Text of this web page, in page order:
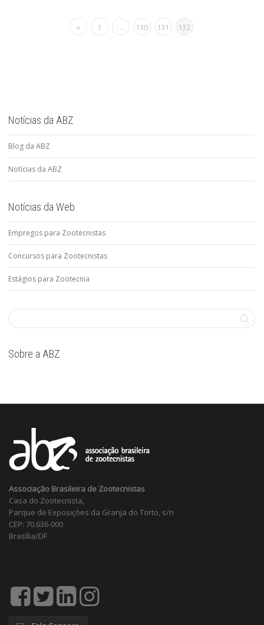
« 1 … 130 131 132
Notícias da ABZ
Blog da ABZ
Notícias da ABZ
Notícias da Web
Empregos para Zootecnistas
Concursos para Zootecnistas
Estágios para Zootecnia
Sobre a ABZ
Associação Brasileira de Zootecnistas
Casa do Zootecnista,
Parque de Exposições da Granja do Torto, s/n
CEP: 70.636-000
Brasília/DF